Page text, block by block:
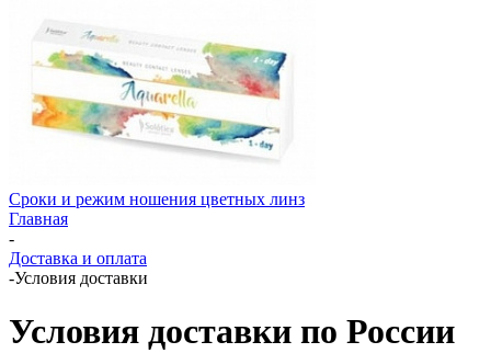
Сроки и режим ношения цветных линз
Главная
-
Доставка и оплата
-Условия доставки
Условия доставки по России